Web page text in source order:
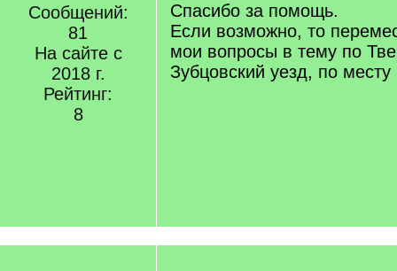
Сообщений:
81
На сайте с
2018 г.
Рейтинг:
8
Спасибо за помощь.
Если возможно, то
мои вопросы в тему по
Зубцовский уезд, по месту